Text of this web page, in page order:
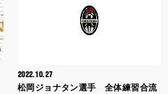
2022.10.27
松岡ジョナタン選手 全体練習合流